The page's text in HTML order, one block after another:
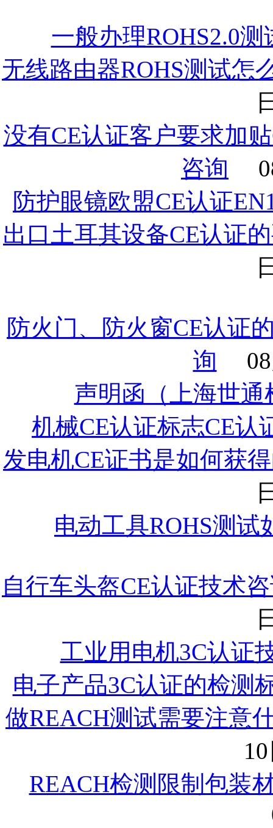
一般办理ROHS2.0
无线路由器ROHS测试怎
没有CE认证客户要求加
咨询
防护眼镜欧盟CE认证
出口土耳其设备CE认证
防火门、防火窗CE认证
询
声明函（上海世通
机械CE认证标志CE认
发电机CE证书是如何获
电动工具ROHS测试
自行车头盔CE认证技术
工业用电机3C认证
电子产品3C认证的检测
做REACH测试需要注意
REACH检测限制包装